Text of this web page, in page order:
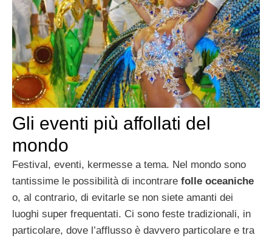
Gli eventi più affollati del
mondo
Festival, eventi, kermesse a tema. Nel mondo sono
tantissime le possibilità di incontrare folle oceaniche
o, al contrario, di evitarle se non siete amanti dei
luoghi super frequentati. Ci sono feste tradizionali, in
particolare, dove l’afflusso è davvero particolare e tra